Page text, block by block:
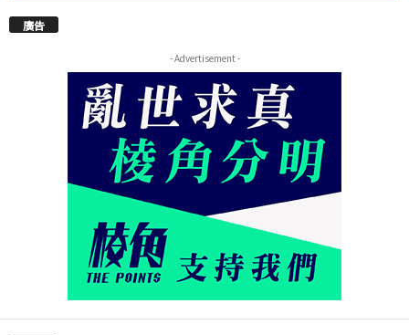
廣告
- Advertisement -